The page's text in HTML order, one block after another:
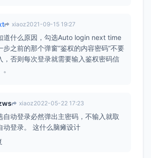
xiaoz2021-09-15 19:27
道什么原因，勾选Auto login next time
步之前的那个弹窗“鉴权的内容密码”不要
，否则每次登录就需要输入鉴权密码信
xiaoz2022-05-22 17:23
自动登录必然弹出主密码，不输入就取
动登录。 这什么脑瘫设计